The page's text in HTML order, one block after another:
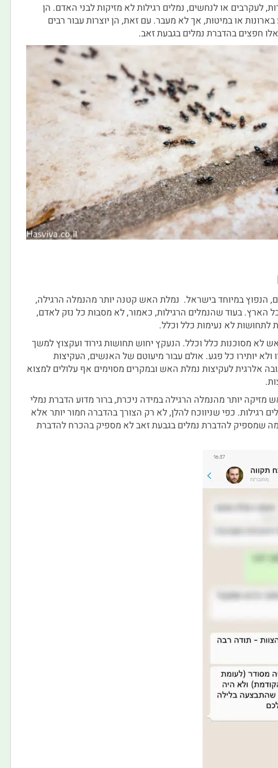
לעקרבים או לנחשים, נמלים רגילות לא מזיקות לבני האדם. הן
בארונות או במיטות, אך לא מעבר. עם זאת, הן יוצרות עבור רבים
חפצים בהדברת נמלים בגבעת זאב.
הנפוץ במיוחד בישראל. נמלת האש קטנה יותר מהנמלה הרגילה,
הארץ. בעוד שהנמלים הרגילות, כאמור, לא מסבות כל נזק לאדם,
לתחושות לא נעימות כלל וכלל.
לא מסוכנות כלל וכלל. הנעקץ יחוש תחושות גירוד ועקצוץ למשך
יותירו כל פגע. אולם עבור מיעוטם של האנשים, העקיצות
אלרגית לעקיצות נמלת האש ובמקרים מסוימים אף עלולים למצוא
יותר מהנמלה הרגילה במידה ניכרת, ברור מדוע הדברת נמלי
רגילות. כפי שניווכח להלן, לא רק הצורך בהדברה חמור יותר אלא
שמספיק להדברת נמלים בגבעת זאב לא מספיק בהכרח להדברת